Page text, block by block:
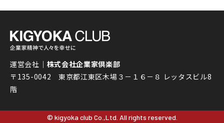
運営会社｜ 株式会社企業家倶楽部
〒135-0042 東京都江東区木場３－１６－８ レッタスビル8
階
© kigyoka club Co.,Ltd. All rights reserved.